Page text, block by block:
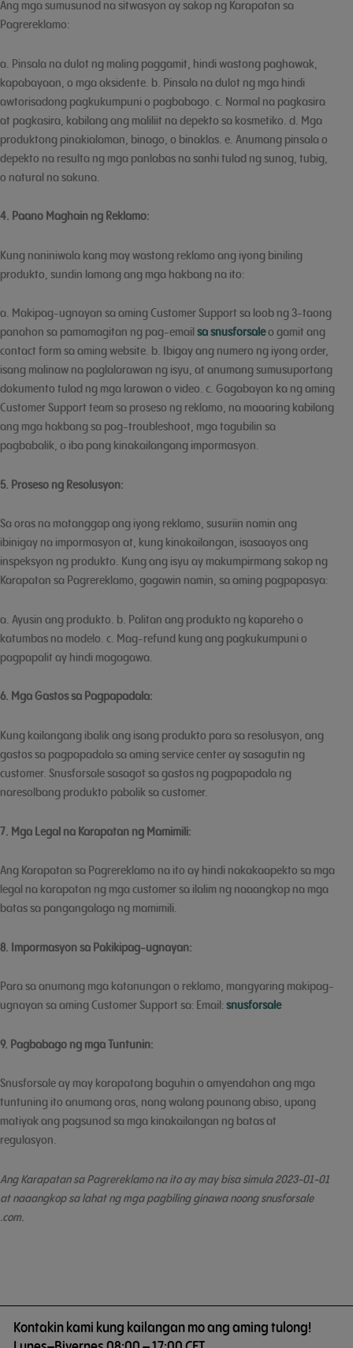
Ang mga sumusunod na sitwasyon ay sakop ng Karapatan sa
Pagrereklamo:
a. Pinsala na dulot ng maling paggamit, hindi wastong paghawak,
kapabayaan, o mga aksidente. b. Pinsala na dulot ng mga hindi
awtorisadong pagkukumpuni o pagbabago. c. Normal na pagkasira
at pagkasira, kabilang ang maliliit na depekto sa kosmetiko. d. Mga
produktong pinakialaman, binago, o binaklas. e. Anumang pinsala o
depekto na resulta ng mga panlabas na sanhi tulad ng sunog, tubig,
o natural na sakuna.
4. Paano Maghain ng Reklamo:
Kung naniniwala kang may wastong reklamo ang iyong biniling
produkto, sundin lamang ang mga hakbang na ito:
a. Makipag-ugnayan sa aming Customer Support sa loob ng 3-taong
panahon sa pamamagitan ng pag-email sa snusforsaleo gamit ang
contact form sa aming website. b. Ibigay ang numero ng iyong order,
isang malinaw na paglalarawan ng isyu, at anumang sumusuportang
dokumento tulad ng mga larawan o video. c. Gagabayan ka ng aming
Customer Support team sa proseso ng reklamo, na maaaring kabilang
ang mga hakbang sa pag-troubleshoot, mga tagubilin sa
pagbabalik, o iba pang kinakailangang impormasyon.
5. Proseso ng Resolusyon:
Sa oras na matanggap ang iyong reklamo, susuriin namin ang
ibinigay na impormasyon at, kung kinakailangan, isasaayos ang
inspeksyon ng produkto. Kung ang isyu ay makumpirmang sakop ng
Karapatan sa Pagrereklamo, gagawin namin, sa aming pagpapasya:
a. Ayusin ang produkto. b. Palitan ang produkto ng kapareho o
katumbas na modelo. c. Mag-refund kung ang pagkukumpuni o
pagpapalit ay hindi magagawa.
6. Mga Gastos sa Pagpapadala:
Kung kailangang ibalik ang isang produkto para sa resolusyon, ang
gastos sa pagpapadala sa aming service center ay sasagutin ng
customer. Snusforsale sasagot sa gastos ng pagpapadala ng
naresolbang produkto pabalik sa customer.
7. Mga Legal na Karapatan ng Mamimili:
Ang Karapatan sa Pagrereklamo na ito ay hindi nakakaapekto sa mga
legal na karapatan ng mga customer sa ilalim ng naaangkop na mga
batas sa pangangalaga ng mamimili.
8. Impormasyon sa Pakikipag-ugnayan:
Para sa anumang mga katanungan o reklamo, mangyaring makipag-
ugnayan sa aming Customer Support sa: Email: snusforsale
9. Pagbabago ng mga Tuntunin:
Snusforsale ay may karapatang baguhin o amyendahan ang mga
tuntuning ito anumang oras, nang walang paunang abiso, upang
matiyak ang pagsunod sa mga kinakailangan ng batas at
regulasyon.
Ang Karapatan sa Pagrereklamo na ito ay may bisa simula 2023-01-01
at naaangkop sa lahat ng mga pagbiling ginawa noong snusforsale
.com.
Kontakin kami kung kailangan mo ang aming tulong!